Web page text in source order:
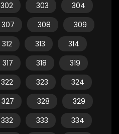
302 303
304
307 308
309
312 313
314
317 318
319
322 323
324
327 328
329
332 333
334